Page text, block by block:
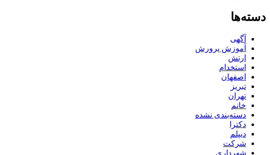
دسته‌ها
آگهی
آموزش پرورش
ارتش
استخدام
اصفهان
تبریز
تهران
خانم
دسته‌بندی نشده
دکترا
دیپلم
شرکت
شهرداری